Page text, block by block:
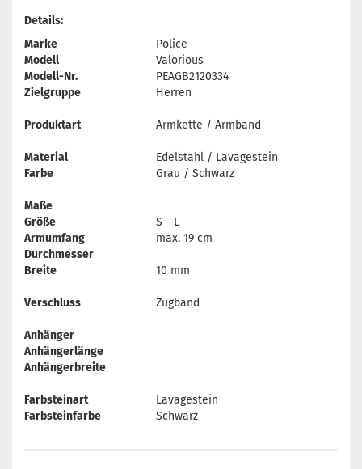
Details:
Marke
Police
Modell
Valorious
Modell-Nr.
PEAGB2120334
Zielgruppe
Herren
Produktart Armkette / Armband
Material
Edelstahl / Lavagestein
Farbe
Grau / Schwarz
Maße
Größe
S - L
Armumfang
max. 19 cm
Durchmesser
Breite
10 mm
Verschluss Zugband
Anhänger
Anhängerlänge
Anhängerbreite
Farbsteinart
Lavagestein
Farbsteinfarbe
Schwarz